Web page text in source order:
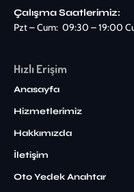
Çalışma Saatlerimiz:
Pzt – Cum: 09:30 – 19:00
Hızlı Erişim
Anasayfa
Hizmetlerimiz
Hakkımızda
İletişim
Oto Yedek Anahtar